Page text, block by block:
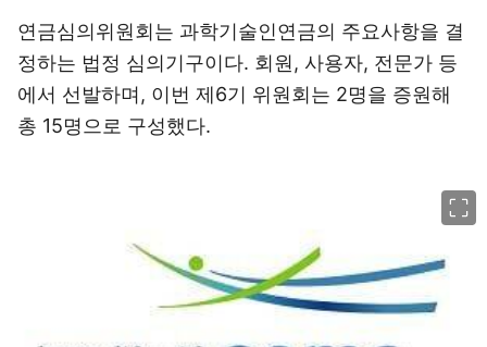
연금심의위원회는 과학기술인연금의 주요사항을 결
정하는 법정 심의기구이다. 회원, 사용자, 전문가 등
에서 선발하며, 이번 제6기 위원회는 2명을 증원해
총 15명으로 구성했다.